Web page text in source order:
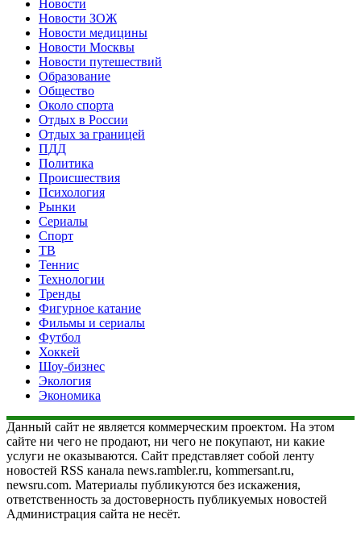
Новости
Новости ЗОЖ
Новости медицины
Новости Москвы
Новости путешествий
Образование
Общество
Около спорта
Отдых в России
Отдых за границей
ПДД
Политика
Происшествия
Психология
Рынки
Сериалы
Спорт
ТВ
Теннис
Технологии
Тренды
Фигурное катание
Фильмы и сериалы
Футбол
Хоккей
Шоу-бизнес
Экология
Экономика
Данный сайт не является коммерческим проектом. На этом
сайте ни чего не продают, ни чего не покупают, ни какие
услуги не оказываются. Сайт представляет собой ленту
новостей RSS канала news.rambler.ru, kommersant.ru,
newsru.com. Материалы публикуются без искажения,
ответственность за достоверность публикуемых новостей
Администрация сайта не несёт.